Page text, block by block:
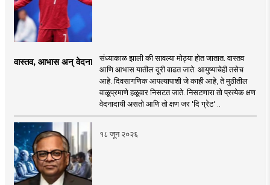
वास्तव, आभास अन् वेदना
संध्याकाळ झाली की सावल्या मोठ्या होत जातात. वास्तव
आणि आभास यातील दूरी वाढत जाते. आयुष्याचेही तसेच
आहे. दिवसागणिक आपल्यापाशी जे काही आहे, ते मुठीतील
वाळूप्रमाणे हळूवार निसटत जाते. निसटणारा तो प्रत्येक क्षण
वेदनादायी असतो आणि तो क्षण जर 'दि ग्रेट' ..
१८ जून २०२६